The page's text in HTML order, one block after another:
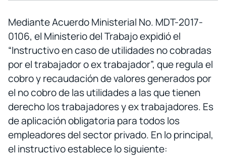
Mediante Acuerdo Ministerial No. MDT-2017-
0106, el Ministerio del Trabajo expidió el
“Instructivo en caso de utilidades no cobradas
por el trabajador o ex trabajador”, que regula el
cobro y recaudación de valores generados por
el no cobro de las utilidades a las que tienen
derecho los trabajadores y ex trabajadores. Es
de aplicación obligatoria para todos los
empleadores del sector privado. En lo principal,
el instructivo establece lo siguiente: